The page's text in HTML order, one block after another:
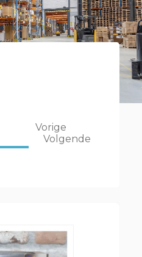
Vorige
Volgende